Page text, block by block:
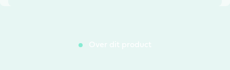
Over dit product